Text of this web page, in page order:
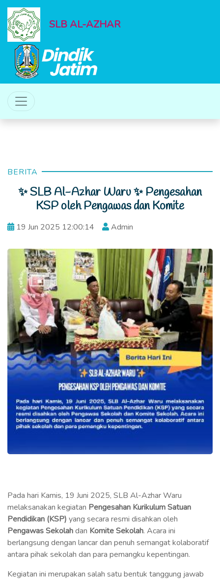
SLB AL-AZHAR
BERITA
✨ SLB Al-Azhar Waru ✨ Pengesahan
KSP oleh Pengawas dan Komite
19 Jun 2025 12:00:14 Admin
Pada hari Kamis, 19 Juni 2025, SLB Al-Azhar Waru
melaksanakan kegiatan Pengesahan Kurikulum Satuan
Pendidikan (KSP) yang secara resmi disahkan oleh
Pengawas Sekolahdan Komite Sekolah. Acara ini
berlangsung dengan lancar dan penuh semangat kolaboratif
antara pihak sekolah dan para pemangku kepentingan.
Kegiatan ini merupakan salah satu bentuk tanggung jawab